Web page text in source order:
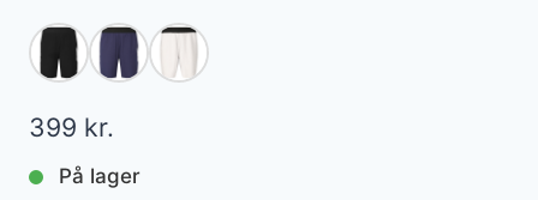
399 kr.
På lager